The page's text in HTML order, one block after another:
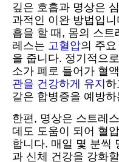
깊은 호흡과 명상은
과적인 이완 방법입
흡을 할 때, 몸의 스트
레스는 고혈압의 주
을 줍니다. 정기적으
소가 폐로 들어가 혈
관을 건강하게 유지하
같은 합병증을 예방
한편, 명상은 스트레
데도 도움이 되어 혈
합니다. 매일 몇 분씩
과 신체 건강을 강화